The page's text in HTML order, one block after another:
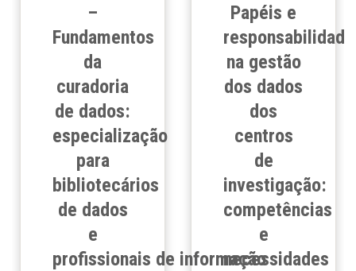
–
Fundamentos
da
curadoria
de dados:
especialização
para
bibliotecários
de dados
e
profissionais de informação
Papéis e
na gestão
dos dados
dos
centros
de
investigação:
competências
e
necessidades